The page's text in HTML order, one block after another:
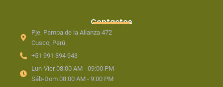
Contactos
Pje. Pampa de la Alianza 472
Cusco, Perú
+51 991 394 943
Lun-Vier 08:00 AM - 09:00 PM
Sáb-Dom 08:00 AM - 9:00 PM